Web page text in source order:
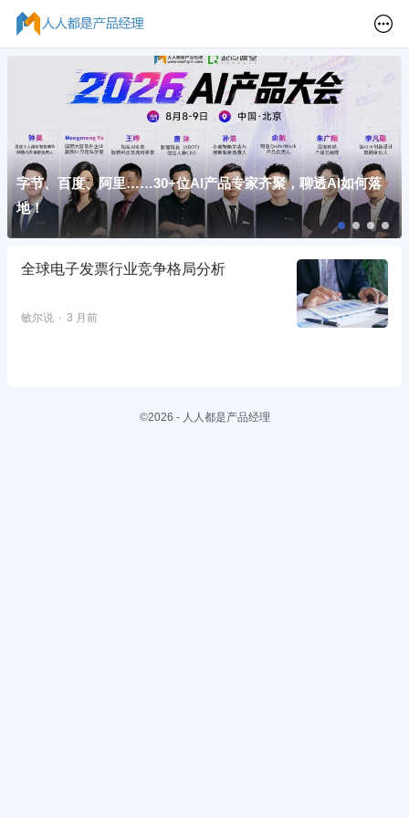
字节、百度、阿里……30+位AI产品专家齐聚，聊透AI如何落
地！
全球电子发票行业竞争格局分析
敏尔说 3 月前
©2026 - 人人都是产品经理